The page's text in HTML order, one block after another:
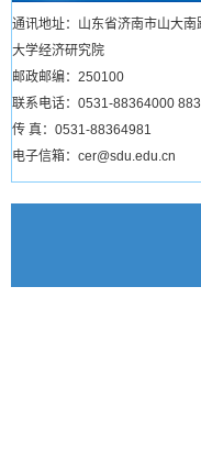
通讯地址：山东省济南市山大南
大学经济研究院
邮政邮编：250100
联系电话：0531-88364000
传 真：0531-88364981
电子信箱：cer@sdu.edu.cn